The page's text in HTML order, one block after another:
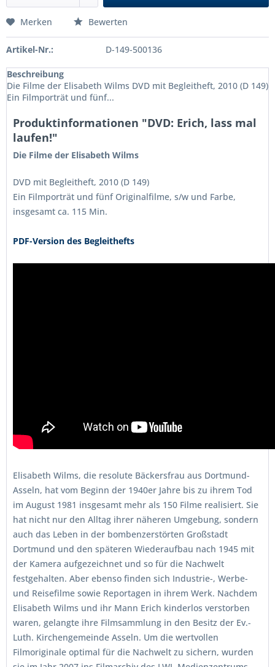
Merken Bewerten
Artikel-Nr.: D-149-500136
Beschreibung
Die Filme der Elisabeth Wilms DVD mit Begleitheft, 2010 (D 149)
Ein Filmporträt und fünf...
Produktinformationen "DVD: Erich, lass mal
laufen!"
Die Filme der Elisabeth Wilms
DVD mit Begleitheft, 2010 (D 149)
Ein Filmporträt und fünf Originalfilme, s/w und Farbe,
insgesamt ca. 115 Min.
PDF-Version des Begleithefts
Elisabeth Wilms, die resolute Bäckersfrau aus Dortmund-
Asseln, hat vom Beginn der 1940er Jahre bis zu ihrem Tod
im August 1981 insgesamt mehr als 150 Filme realisiert. Sie
hat nicht nur den Alltag ihrer näheren Umgebung, sondern
auch das Leben in der bombenzerstörten Großstadt
Dortmund und den späteren Wiederaufbau nach 1945 mit
der Kamera aufgezeichnet und so für die Nachwelt
festgehalten. Aber ebenso finden sich Industrie-, Werbe-
und Reisefilme sowie Reportagen in ihrem Werk. Nachdem
Elisabeth Wilms und ihr Mann Erich kinderlos verstorben
waren, gelangte ihre Filmsammlung in den Besitz der Ev.-
Luth. Kirchengemeinde Asseln. Um die wertvollen
Filmoriginale optimal für die Nachwelt zu sichern, wurden